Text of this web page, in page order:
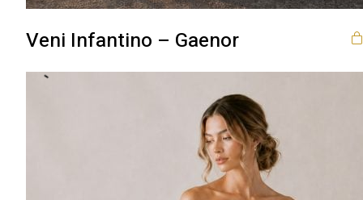
Veni Infantino – Gaenor